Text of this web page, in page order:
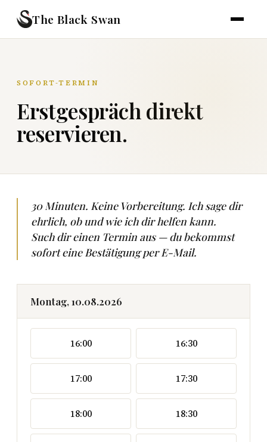
The Black Swan
SOFORT-TERMIN
Erstgespräch direkt
reservieren.
30 Minuten. Keine Vorbereitung. Ich sage dir
ehrlich, ob und wie ich dir helfen kann.
Such dir einen Termin aus — du bekommst
sofort eine Bestätigung per E-Mail.
Montag, 10.08.2026
16:00 16:30
17:00 17:30
18:00 18:30